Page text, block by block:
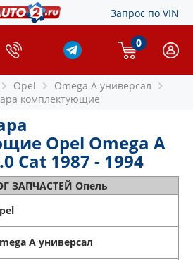
Запрос по VIN
0
Opel
Omega A универсал
комплектующие
Opel Omega A
Cat 1987 - 1994
ЗАПЧАСТЕЙ Опель
A универсал